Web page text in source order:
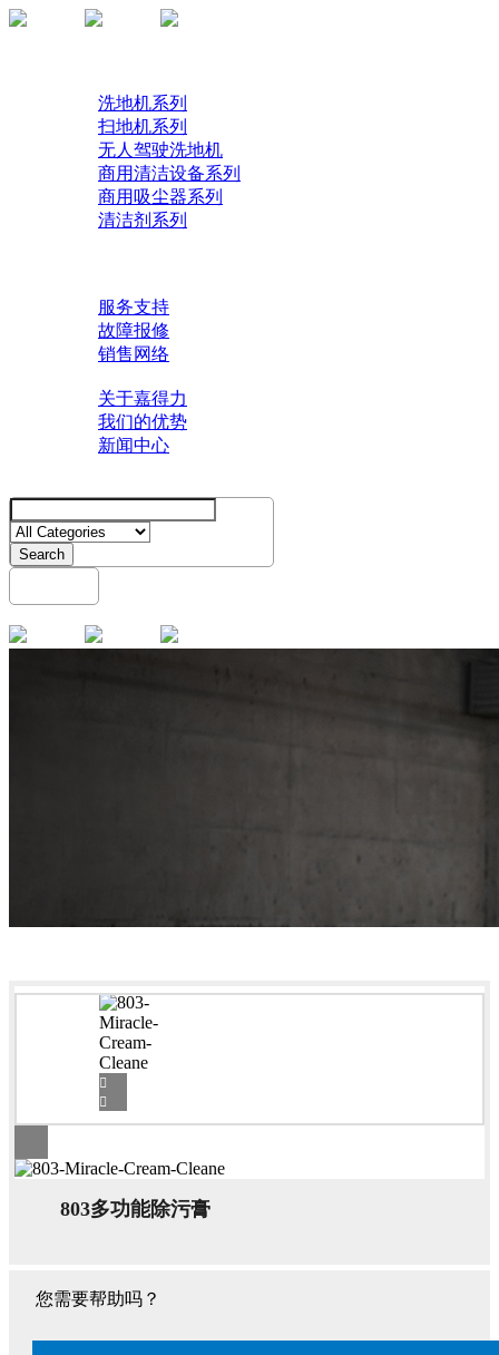
洗地机系列
扫地机系列
无人驾驶洗地机
商用清洁设备系列
商用吸尘器系列
清洁剂系列
服务支持
故障报修
销售网络
关于嘉得力
我们的优势
新闻中心
Search
803多功能除污膏
您需要帮助吗？